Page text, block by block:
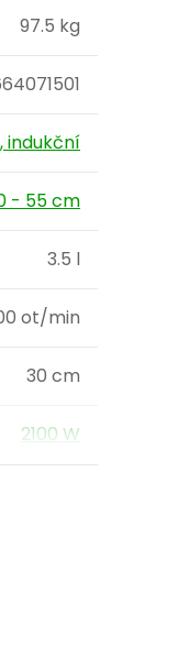
97.5 kg
indukční
- 55 cm
3.5 l
ot/min
30 cm
2100 W